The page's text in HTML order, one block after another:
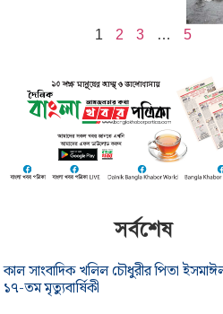
1 2 3 … 5
সর্বশেষ
কাল সাংবাদিক খলিল চৌধুরীর পিতা
১৭-তম মৃত্যুবার্ষিকী